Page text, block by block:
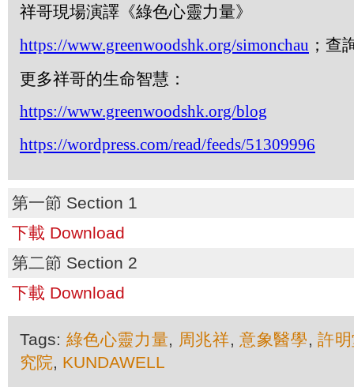
祥哥現場演譯《綠色心靈力量》
https://www.greenwoodshk.org/simonchau ；查
更多祥哥的生命智慧：
https://www.greenwoodshk.org/blog
https://wordpress.com/read/feeds/51309996
第一節 Section 1
下載 Download
第二節 Section 2
下載 Download
Tags: 綠色心靈力量, 周兆祥,意象醫學,許
究院, KUNDAWELL